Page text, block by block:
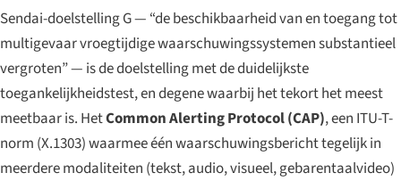
Sendai-doelstelling G — “de beschikbaarheid van en toegang tot
multigevaar vroegtijdige waarschuwingssystemen substantieel
vergroten” — is de doelstelling met de duidelijkste
toegankelijkheidstest, en degene waarbij het tekort het meest
meetbaar is. HetCommon Alerting Protocol (CAP), een ITU-T-
norm (X.1303) waarmee één waarschuwingsbericht tegelijk in
meerdere modaliteiten (tekst, audio, visueel, gebarentaalvideo)